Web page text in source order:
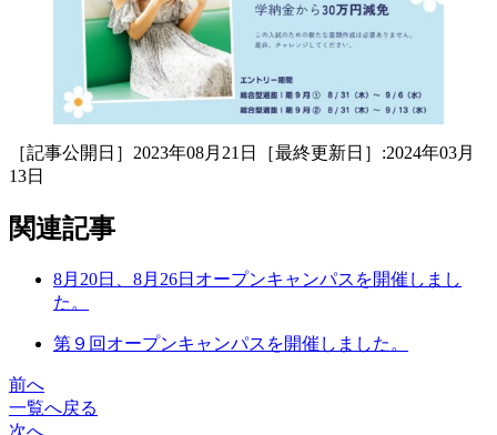
［記事公開日］2023年08月21日［最終更新日］:2024年03月
13日
関連記事
8月20日、8月26日オープンキャンパスを開催しまし
た。
第９回オープンキャンパスを開催しました。
前へ
一覧へ戻る
次へ